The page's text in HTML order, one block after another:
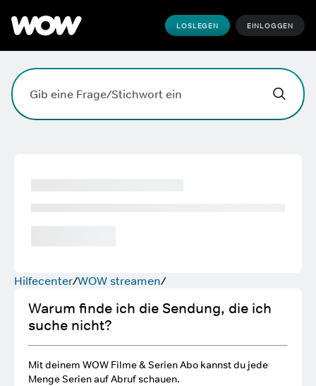
LOSLEGEN EINLOGGEN
Hallo, wobei
Hilfecenter WOW streamen
Warum finde ich die Sendung, die ich
suche nicht?
Mit deinem WOW Filme & Serien Abo kannst du jede
Menge Serien auf Abruf schauen.